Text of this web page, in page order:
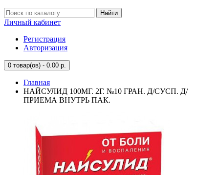
Найти
Личный кабинет
Регистрация
Авторизация
0 товар(ов) - 0.00 р.
Главная
НАЙСУЛИД 100МГ. 2Г. №10 ГРАН. Д/СУСП. Д/
ПРИЕМА ВНУТРЬ ПАК.